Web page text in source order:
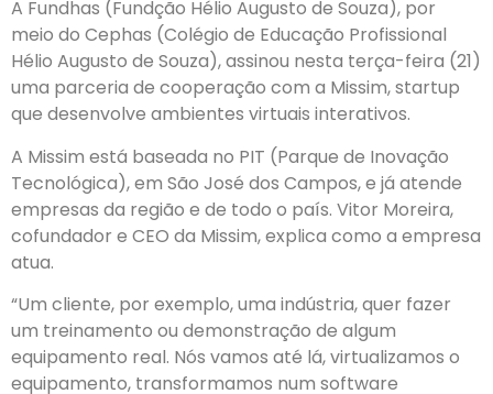
A Fundhas (Fundção Hélio Augusto de Souza), por
meio do Cephas (Colégio de Educação Profissional
Hélio Augusto de Souza), assinou nesta terça-feira (21)
uma parceria de cooperação com a Missim, startup
que desenvolve ambientes virtuais interativos.
A Missim está baseada no PIT (Parque de Inovação
Tecnológica), em São José dos Campos, e já atende
empresas da região e de todo o país. Vitor Moreira,
cofundador e CEO da Missim, explica como a empresa
atua.
“Um cliente, por exemplo, uma indústria, quer fazer
um treinamento ou demonstração de algum
equipamento real. Nós vamos até lá, virtualizamos o
equipamento, transformamos num software